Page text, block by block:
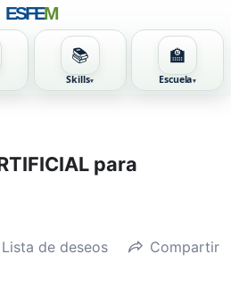
ESFEM
📚
Skills
🏫
Escuela
para
Lista de deseos Compartir